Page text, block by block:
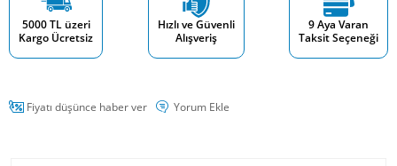
5000 TL üzeri
Kargo Ücretsiz
Hızlı ve Güvenli
Alışveriş
9 Aya Varan
Taksit Seçeneği
Fiyatı düşünce haber ver Yorum Ekle